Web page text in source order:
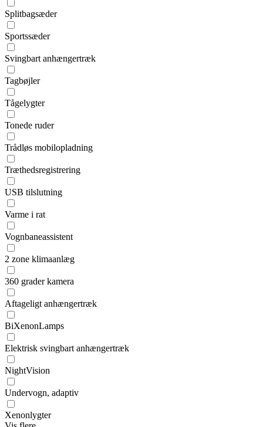
Splitbagsæder
Sportssæder
Svingbart anhængertræk
Tagbøjler
Tågelygter
Tonede ruder
Trådløs mobilopladning
Træthedsregistrering
USB tilslutning
Varme i rat
Vognbaneassistent
2 zone klimaanlæg
360 grader kamera
Aftageligt anhængertræk
BiXenonLamps
Elektrisk svingbart anhængertræk
NightVision
Undervogn, adaptiv
Xenonlygter